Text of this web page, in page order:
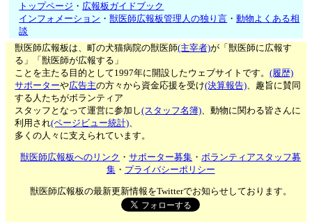
トップページ ・ 広報板ガイドブック
インフォメーション ・獣医師広報板管理人の独り言 ・動物よくある相
談
獣医師広報板は、町の犬猫病院の獣医師(主宰者)が「獣医師に広報す
る」「獣医師が広報する」
ことを主たる目的として1997年に開設したウェブサイトです。(履歴)
サポーターや広告主の方々から資金応援を受け(決算報告)、趣旨に賛同
する人たちがボランティア
スタッフとなって運営に参加し(スタッフ名簿)、動物に関わる皆さんに
利用され(ページビュー統計)、
多くの人々に支えられています。
獣医師広報板へのリンク ・サポーター募集 ・ボランティアスタッフ募
集・ プライバシーポリシー
獣医師広報板の最新更新情報をTwitterでお知らせしております。